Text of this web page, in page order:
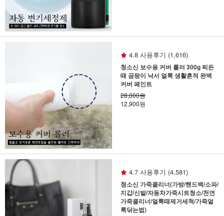
4.8 사용후기 (1,616)
청소신 보수용 커버 롤러 300g 찌든
때 곰팡이 낙서 얼룩 생활흔적 완벽
커버 페인트
28,000원
12,900원
4.7 사용후기 (4,581)
청소신 가죽클리너(가방/핸드백/소파/
지갑/신발/자동차가죽시트청소/천연
가죽클리너/얼룩때제거세척/가죽얼
룩닦는법)